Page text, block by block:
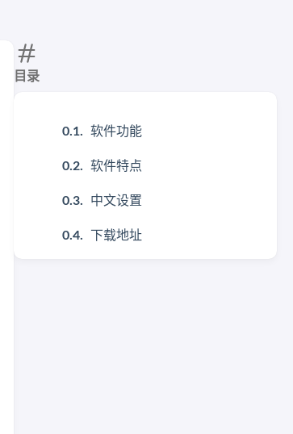
目录
软件功能
软件特点
中文设置
下载地址